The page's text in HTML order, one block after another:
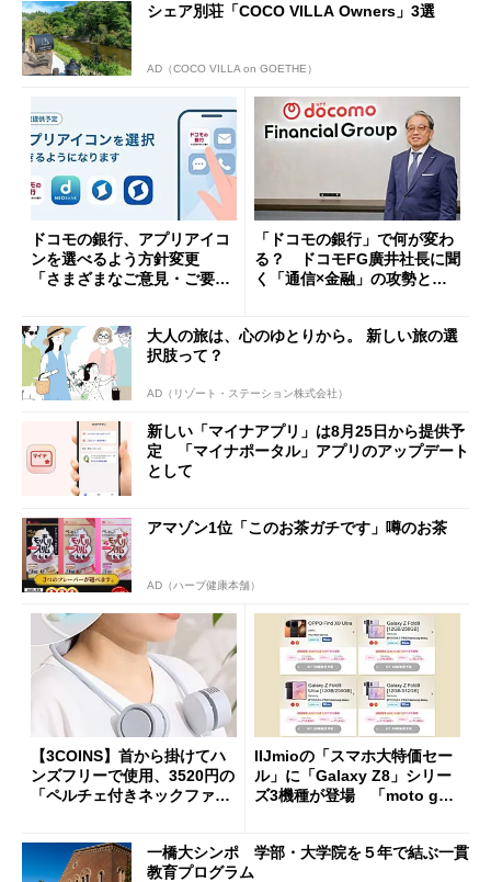
シェア別荘「COCO VILLA Owners」3選
AD（COCO VILLA on GOETHE）
ドコモの銀行、アプリアイコ
ンを選べるよう方針変更
「さまざまなご意見・ご要望
「ドコモの銀行」で何が変わ
る？ ドコモFG廣井社長に聞
く「通信×金融」の攻勢とグ
大人の旅は、心のゆとりから。 新しい旅の選
択肢って？
AD（リゾート・ステーション株式会社）
新しい「マイナアプリ」は8月25日から提供予
定 「マイナポータル」アプリのアップデート
として
アマゾン1位「このお茶ガチです」噂のお茶
AD（ハーブ健康本舗）
【3COINS】首から掛けてハ
ンズフリーで使用、3520円の
「ペルチェ付きネックファ
IIJmioの「スマホ大特価セー
ル」に「Galaxy Z8」シリー
ズ3機種が登場 「moto g37
一橋大シンポ 学部・大学院を５年で結ぶ一貫
教育プログラム